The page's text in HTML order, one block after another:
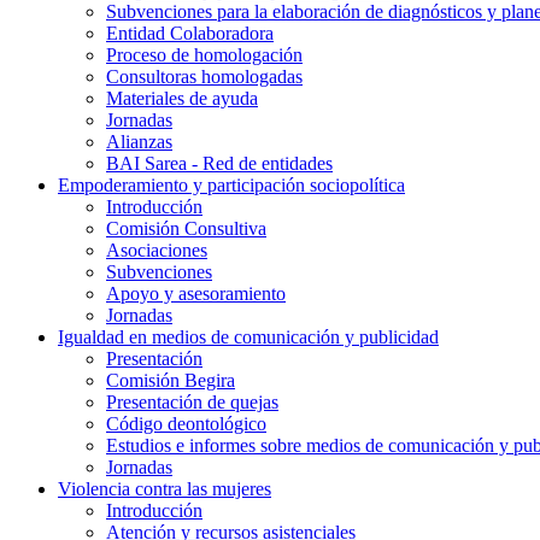
Subvenciones para la elaboración de diagnósticos y
Entidad Colaboradora
Proceso de homologación
Consultoras homologadas
Materiales de ayuda
Jornadas
Alianzas
BAI Sarea - Red de entidades
Empoderamiento y participación sociopolítica
Introducción
Comisión Consultiva
Asociaciones
Subvenciones
Apoyo y asesoramiento
Jornadas
Igualdad en medios de comunicación y publicidad
Presentación
Comisión Begira
Presentación de quejas
Código deontológico
Estudios e informes sobre medios de comunicación y
Jornadas
Violencia contra las mujeres
Introducción
Atención y recursos asistenciales